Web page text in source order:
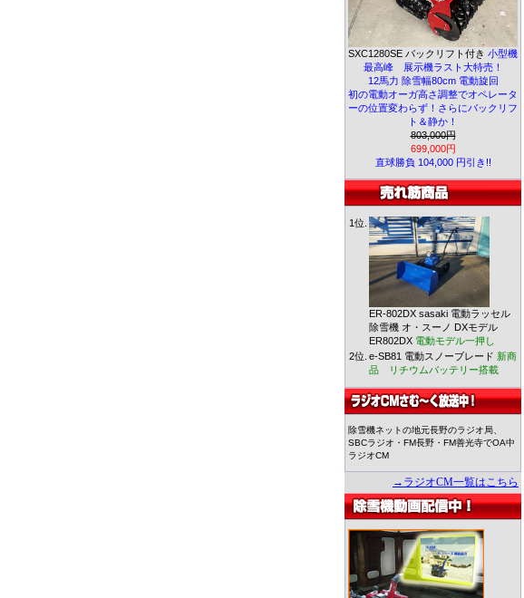
SXC1280SE バックリフト付き 小型機
最高峰 展示機ラスト大特売！
12馬力 除雪幅80cm 電動旋回
初の電動オーガ高さ調整でオペレータ
ーの位置変わらず！さらにバックリフ
ト＆静か！
803,000円
699,000円
直球勝負 104,000 円引き!!
1位.
ER-802DX sasaki 電動ラッセル
除雪機 オ・スーノ DXモデル
ER802DX 電動モデル一押し
2位. e-SB81 電動スノーブレード 新商
品 リチウムバッテリー搭載
除雪機ネットの地元長野のラジオ局、
SBCラジオ・FM長野・FM善光寺でOA中
ラジオCM
→ラジオCM一覧はこちら